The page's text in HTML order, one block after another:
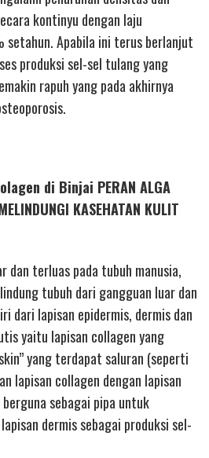
kontinyu dengan laju
setahun. Apabila ini terus berlanjut
produksi sel-sel tulang yang
rapuh yang pada akhirnya
di Binjai PERAN ALGA
KASEHATAN KULIT
dan terluas pada tubuh manusia,
tubuh dari gangguan luar dan
dari lapisan epidermis, dermis dan
yaitu lapisan collagen yang
yang terdapat saluran (seperti
lapisan collagen dengan lapisan
sebagai pipa untuk
dermis sebagai produksi sel-